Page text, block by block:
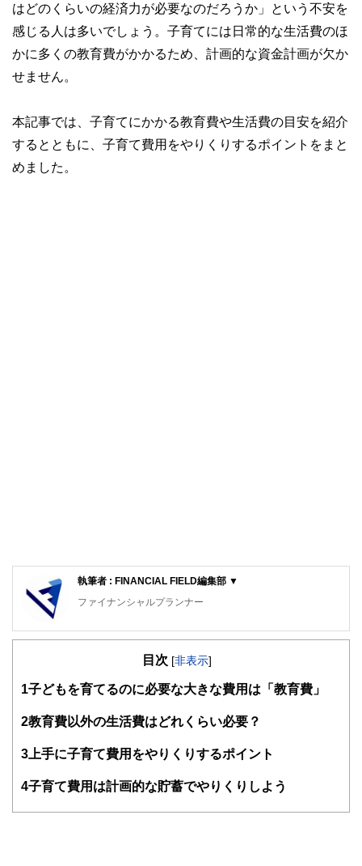
はどのくらいの経済力が必要なのだろうか」という不安を
感じる人は多いでしょう。子育てには日常的な生活費のほ
かに多くの教育費がかかるため、計画的な資金計画が欠か
せません。
本記事では、子育てにかかる教育費や生活費の目安を紹介
するとともに、子育て費用をやりくりするポイントをまと
めました。
執筆者 : FINANCIAL FIELD編集部 ▼
ファイナンシャルプランナー
FinancialField編集部は、金融、経済に関する記事を、日々
知識がない方でも理解できるようわかりやすく発信していま
得者を中心に「お金や暮らし」に関する書籍・雑誌の編集経
験者で構成され、企画立案から記事掲載まですべての工程に
関わることで、読者目線のコンテンツを追求しています。
護士、税理士、宅地建物取引士、相続診断士、住宅ローンア
目次 [非表示]
1 子どもを育てるのに必要な大きな費用は「教育費」
2教育費以外の生活費はどれくらい必要？
3 上手に子育て費用をやりくりするポイント
4子育て費用は計画的な貯蓄でやりくりしよう